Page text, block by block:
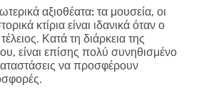
αξιοθέατα: τα μουσεία, οι
κτίρια είναι ιδανικά όταν ο
Κατά τη διάρκεια της
είναι επίσης πολύ συνηθισμένο
να προσφέρουν